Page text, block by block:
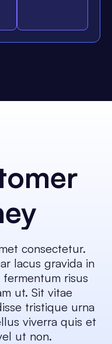
consectetur.
lacus gravida in
risus
ut. Sit vitae
tristique urna
viverra quis et
ut non.